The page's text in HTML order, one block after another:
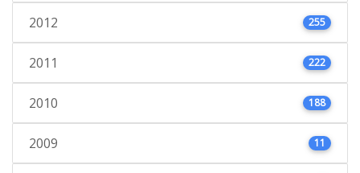
2012 255
2011 222
2010 188
2009 11